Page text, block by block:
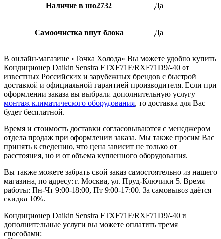
Наличие в шо2732 Да
Самоочистка внут блока Да
В онлайн-магазине «Точка Холода» Вы можете удобно купить
Кондиционер Daikin Sensira FTXF71F/RXF71D9/-40 от
известных Российских и зарубежных брендов с быстрой
доставкой и официальной гарантией производителя. Если при
оформлении заказа вы выбрали дополнительную услугу —
монтаж климатического оборудования, то доставка для Вас
будет бесплатной.
Время и стоимость доставки согласовываются с менеджером
отдела продаж при оформлении заказа. Мы также просим Вас
принять к сведению, что цена зависит не только от
расстояния, но и от объема купленного оборудования.
Вы также можете забрать свой заказ самостоятельно из нашего
магазина, по адресу: г. Москва, ул. Пруд-Ключики 5. Время
работы: Пн-Чт 9:00-18:00, Пт 9:00-17:00. За самовывоз даётся
скидка 10%.
Кондиционер Daikin Sensira FTXF71F/RXF71D9/-40 и
дополнительные услуги вы можете оплатить тремя
способами: